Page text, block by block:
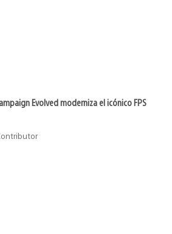
Evolved moderniza el icónico FPS